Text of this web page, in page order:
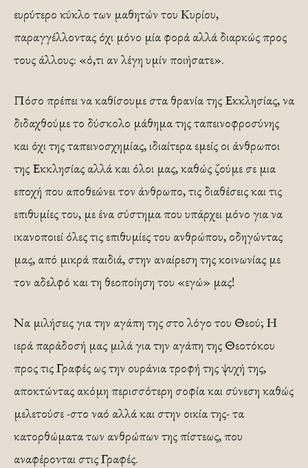
ευρύτερο κύκλο των μαθητών του Κυρίου,
παραγγέλλοντας όχι μόνο μία φορά αλλά διαρκώς προς
τους άλλους: «ό,τι αν λέγη υμίν ποιήσατε».
Πόσο πρέπει να καθίσουμε στα θρανία της Εκκλησίας, να
διδαχθούμε το δύσκολο μάθημα της ταπεινοφροσύνης
και όχι της ταπεινοσχημίας, ιδιαίτερα εμείς οι άνθρωποι
της Εκκλησίας αλλά και όλοι μας, καθώς ζούμε σε μια
εποχή που αποθεώνει τον άνθρωπο, τις διαθέσεις και τις
επιθυμίες του, με ένα σύστημα που υπάρχει μόνο για να
ικανοποιεί όλες τις επιθυμίες του ανθρώπου, οδηγώντας
μας, από μικρά παιδιά, στην αναίρεση της κοινωνίας με
τον αδελφό και τη θεοποίηση του «εγώ» μας!
Να μιλήσεις για την αγάπη της στο λόγο του Θεού; Η
ιερά παράδοσή μας μιλά για την αγάπη της Θεοτόκου
προς τις Γραφές ως την ουράνια τροφή της ψυχή της,
αποκτώντας ακόμη περισσότερη σοφία και σύνεση καθώς
μελετούσε -στο ναό αλλά και στην οικία της- τα
κατορθώματα των ανθρώπων της πίστεως, που
αναφέρονται στις Γραφές.